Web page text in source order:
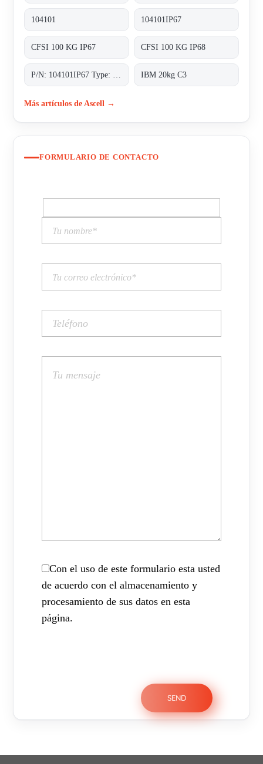
104101 104101IP67
CFSI 100 KG IP67 CFSI 100 KG IP68
IBM 20kg C3
Más artículos de Ascell →
FORMULARIO DE CONTACTO
Con el uso de este formulario esta usted
de acuerdo con el almacenamiento y
procesamiento de sus datos en esta
página.